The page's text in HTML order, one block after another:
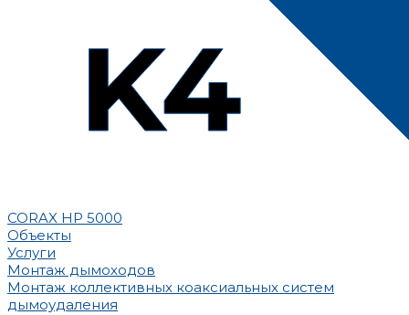
CORAX HP 5000
Объекты
Услуги
Монтаж дымоходов
Монтаж коллективных коаксиальных систем
дымоудаления